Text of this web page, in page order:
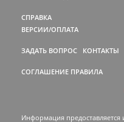
СПРАВКА
ВЕРСИИ/ОПЛАТА
ЗАДАТЬ ВОПРОС КОНТАКТЫ
СОГЛАШЕНИЕ ПРАВИЛА
Информация